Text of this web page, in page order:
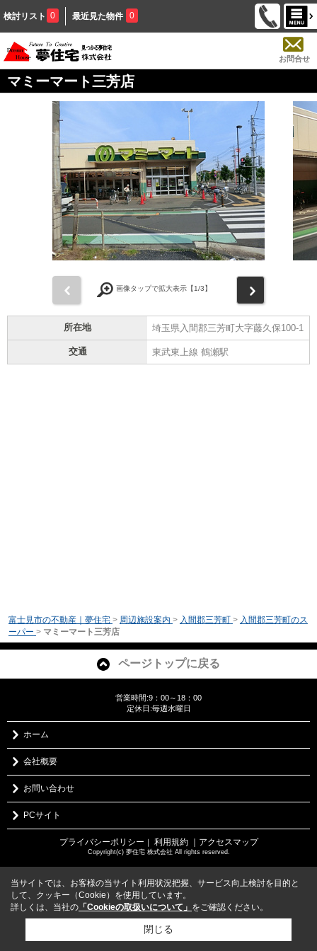
検討リスト 0 最近見た物件 0
お問合せ
マミーマート三芳店
画像タップで拡大表示【1/3】
所在地 埼玉県入間郡三芳町大字藤久保100-1
交通 東武東上線 鶴瀬駅
富士見市の不動産｜夢住宅 > 周辺施設案内 > 入間郡三芳町 > 入間郡三芳町のス
ーパー > マミーマート三芳店
ページトップに戻る
営業時間:9：00～18：00
定休日:毎週水曜日
ホーム
会社概要
お問い合わせ
PCサイト
プライバシーポリシー ｜ 利用規約 ｜アクセスマップ
Copyright(c) 夢住宅 株式会社 All rights reserved.
当サイトでは、お客様の当サイト利用状況把握、サービス向上検討を目的と
して、クッキー（Cookie）を使用しています。
詳しくは、当社の 「Cookieの取扱いについて」 をご確認ください。
閉じる